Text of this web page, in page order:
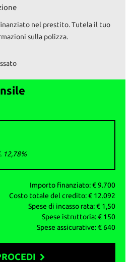
il tagliando preconsegna e la
la galleria fotografica completa e
e garantite
pagamento immediato
della normativa vigente d.lgs 206/05.
si fa presente che
pertanto le informazioni
vincolo contrattuale
nel prestito. Tutela il tuo
sulla polizza.
12,78%
Importo finanziato: €9.700
Costo totale del credito: € 12.092
Spese di incasso rata: € 1,50
Spese istruttoria: € 150
Spese assicurative: € 640